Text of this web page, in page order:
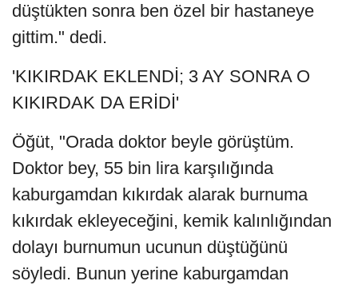
düştükten sonra ben özel bir hastaneye
gittim." dedi.
'KIKIRDAK EKLENDİ; 3 AY SONRA O
KIKIRDAK DA ERİDİ'
Öğüt, "Orada doktor beyle görüştüm.
Doktor bey, 55 bin lira karşılığında
kaburgamdan kıkırdak alarak burnuma
kıkırdak ekleyeceğini, kemik kalınlığından
dolayı burnumun ucunun düştüğünü
söyledi. Bunun yerine kaburgamdan